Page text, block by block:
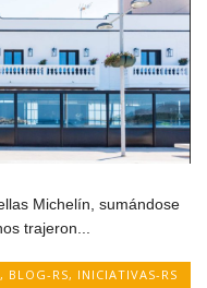
Michelín, sumándose
trajeron...
, BLOG-RS, INICIATIVAS-RS